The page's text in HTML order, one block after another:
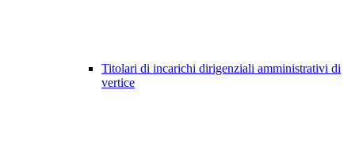
Titolari di incarichi dirigenziali amministrativi di
vertice